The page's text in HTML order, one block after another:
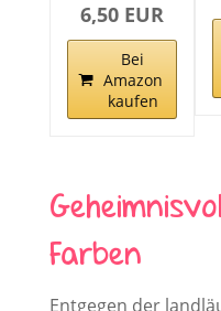
6,50 EUR
Bei
Amazon
kaufen
Farben
Entgegen der